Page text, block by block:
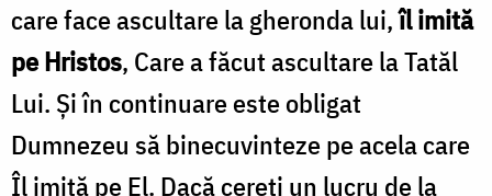
care face ascultare la gheronda lui,îl imită
pe Hristos, Care a făcut ascultare la Tatăl
Lui. Și în continuare este obligat
Dumnezeu să binecuvinteze pe acela care
Îl imită pe El. Dacă cereți un lucru de la